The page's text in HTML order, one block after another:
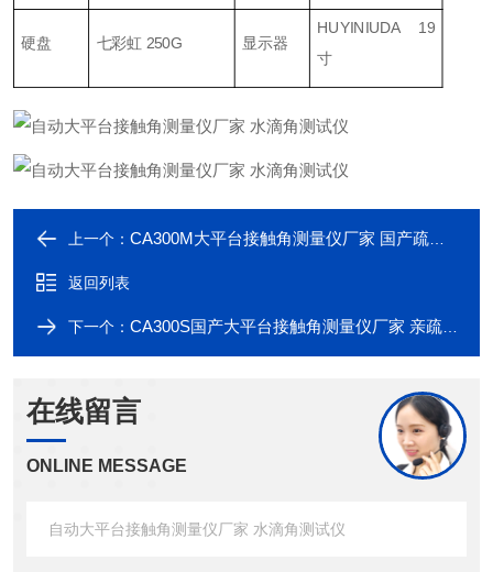
硬盘 七彩虹 250G 显示器
HUYINIUDA 19
寸
上一个： CA300M大平台接触角测量仪厂家 国产疏水角测试仪
返回列表
下一个： CA300S国产大平台接触角测量仪厂家 亲疏水性分析
在线留言
ONLINE MESSAGE